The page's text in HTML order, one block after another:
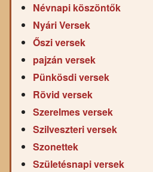
Névnapi köszöntők
Nyári Versek
Őszi versek
pajzán versek
Pünkösdi versek
Rövid versek
Szerelmes versek
Szilveszteri versek
Szonettek
Születésnapi versek